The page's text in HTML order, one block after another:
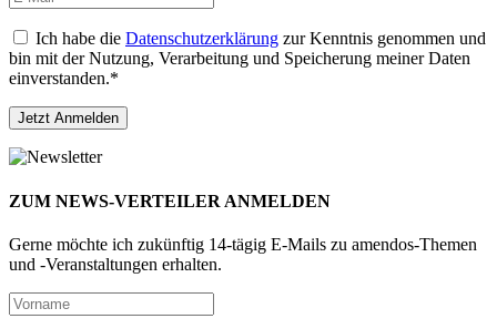
Ich habe die Datenschutzerklärung zur Kenntnis genommen und
bin mit der Nutzung, Verarbeitung und Speicherung meiner Daten
einverstanden.*
ZUM NEWS-VERTEILER ANMELDEN
Gerne möchte ich zukünftig 14-tägig E-Mails zu amendos-Themen
und -Veranstaltungen erhalten.